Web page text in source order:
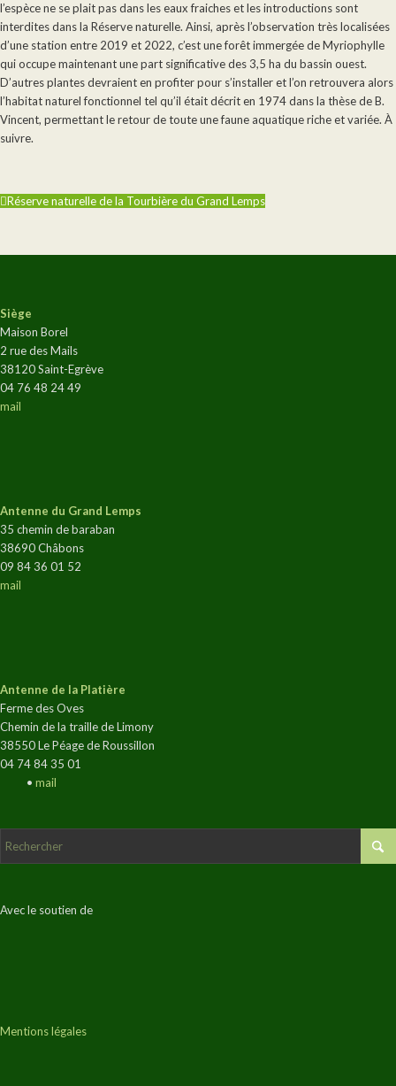
l’espèce ne se plait pas dans les eaux fraiches et les introductions sont
interdites dans la Réserve naturelle. Ainsi, après l’observation très localisées
d’une station entre 2019 et 2022, c’est une forêt immergée de Myriophylle
qui occupe maintenant une part significative des 3,5 ha du bassin ouest.
D’autres plantes devraient en profiter pour s’installer et l’on retrouvera alors
l’habitat naturel fonctionnel tel qu’il était décrit en 1974 dans la thèse de B.
Vincent, permettant le retour de toute une faune aquatique riche et variée. À
suivre.
Réserve naturelle de la Tourbière du Grand Lemps
Siège
Maison Borel
2 rue des Mails
38120 Saint-Egrève
04 76 48 24 49
mail
Antenne du Grand Lemps
35 chemin de baraban
38690 Châbons
09 84 36 01 52
mail
Antenne de la Platière
Ferme des Oves
Chemin de la traille de Limony
38550 Le Péage de Roussillon
04 74 84 35 01
• mail
Avec le soutien de
Mentions légales